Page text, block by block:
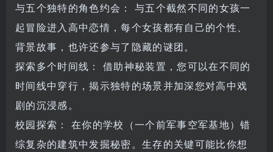
与五个独特的角色约会： 与五个截然不同的女孩一
起冒险进入高中恋情，每个女孩都有自己的个性、
背景故事，也许还参与了隐藏的谜团。
探索多个时间线： 借助神秘装置，您可以在不同的
时间线中穿行，揭示独特的场景并加深您对高中戏
剧的沉浸感。
校园探索： 在你的学校（一个前军事空军基地）错
综复杂的建筑中发掘秘密。生存的关键可能比你想